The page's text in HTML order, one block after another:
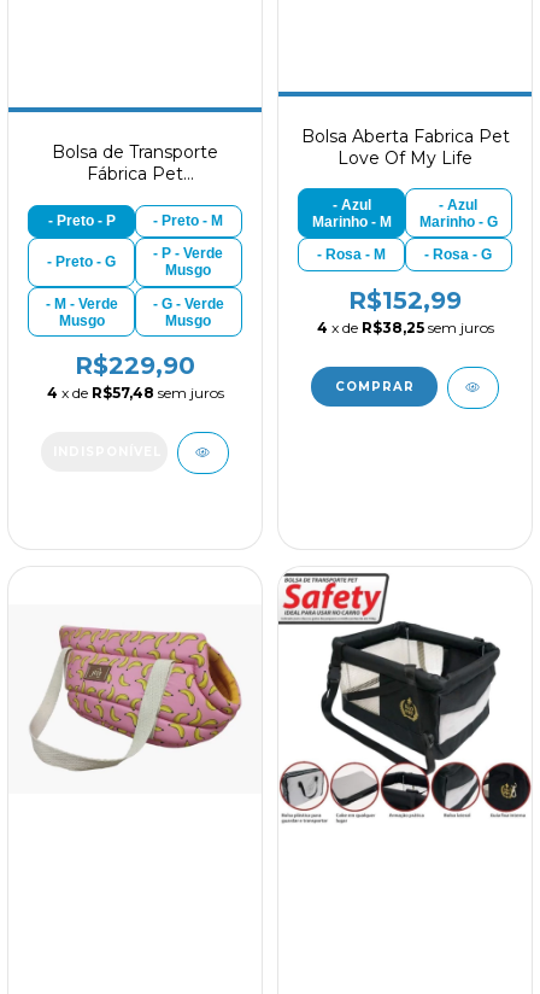
Bolsa de Transporte
Fábrica Pet
- Preto - P - Preto - M
- Preto - G
- P - Verde
Musgo
- M - Verde
Musgo
- G - Verde
Musgo
R$229,90
4 x de R$57,48 sem juros
Bolsa Aberta Fabrica Pet
Love Of My Life
- Azul
Marinho - M
- Azul
Marinho - G
- Rosa - M
- Rosa - G
R$152,99
4 x de R$38,25 sem juros